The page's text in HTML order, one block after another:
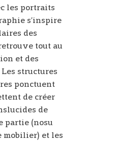
les portraits
s’inspire
des
tout au
et des
structures
ponctuent
de créer
de
partie (nosu
mobilier) et les